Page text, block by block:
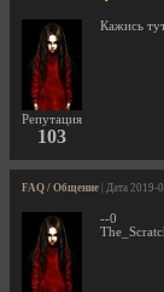
Репутация
103
Кажись
FAQ / Общение | Дата
--0